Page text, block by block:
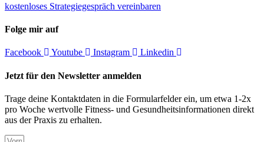
kostenloses Strategiegespräch vereinbaren
Folge mir auf
Facebook Youtube Instagram Linkedin
Jetzt für den Newsletter anmelden
Trage deine Kontaktdaten in die Formularfelder ein, um etwa 1-2x
pro Woche wertvolle Fitness- und Gesundheitsinformationen direkt
aus der Praxis zu erhalten.